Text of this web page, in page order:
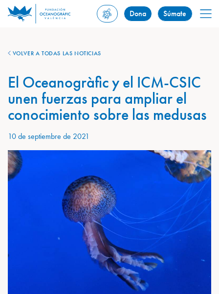
Dona Súmate
VOLVER A TODAS LAS NOTICIAS
El Oceanogràfic y el ICM-CSIC
unen fuerzas para ampliar el
conocimiento sobre las medusas
10 de septiembre de 2021